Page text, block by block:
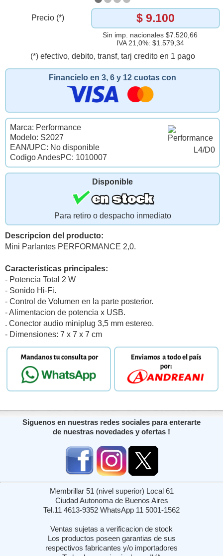
Precio (*) $ 9.100
Sin imp. nacionales $7.520,66
IVA 21,0%: $1.579,34
(*) efectivo, debito, transf, tarj credito en 1 pago
Financielo en 3, 6 y 12 cuotas con
L4/D0
Marca: Performance
Modelo: S2027
EAN/UPC: No disponible
Codigo AndesPC: 1010007
Disponible
Para retiro o despacho inmediato
Descripcion del producto:
Mini Parlantes PERFORMANCE 2,0.
Caracteristicas principales:
- Potencia Total 2 W
- Sonido Hi-Fi.
- Control de Volumen en la parte posterior.
- Alimentacion de potencia x USB.
. Conector audio miniplug 3,5 mm estereo.
- Dimensiones: 7 x 7 x 7 cm
Siguenos en nuestras redes sociales para enterarte
de nuestras novedades y ofertas !
Membrillar 51 (nivel superior) Local 61
Ciudad Autonoma de Buenos Aires
Tel.11 4613-9352 WhatsApp 11 5001-1562
Ventas sujetas a verificacion de stock
Los productos poseen garantias de sus
respectivos fabricantes y/o importadores